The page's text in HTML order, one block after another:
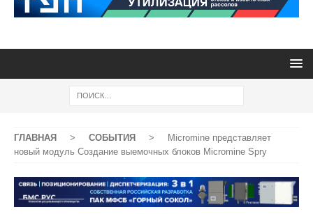
ГЛАВНАЯ > СОБЫТИЯ >
Micromine представляет
новый модуль Создание выемочных блоков Micromine Spry